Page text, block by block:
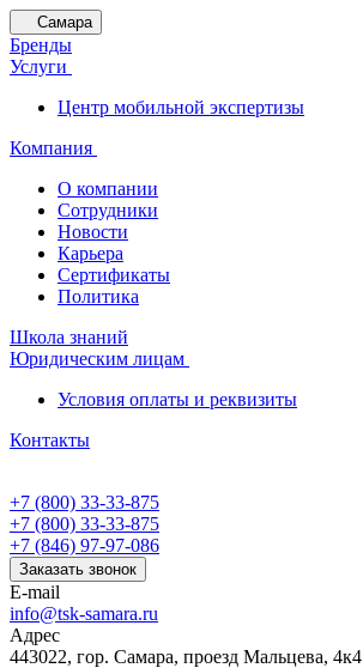
Самара
Бренды
Услуги
Центр мобильной экспертизы
Компания
О компании
Сотрудники
Новости
Карьера
Сертификаты
Политика
Школа знаний
Юридическим лицам
Условия оплаты и реквизиты
Контакты
+7 (800) 33-33-875
+7 (800) 33-33-875
+7 (846) 97-97-086
Заказать звонок
E-mail
info@tsk-samara.ru
Адрес
443022, гор. Самара, проезд Мальцева, 4к4